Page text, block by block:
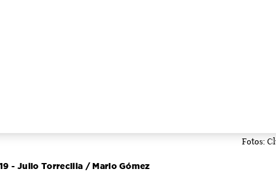
Fotos:
- Julio Torrecilla / Mario Gómez